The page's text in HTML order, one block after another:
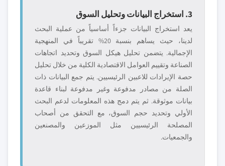
3. استخراج البيانات وتحليل السوق
يعد استخراج البيانات جزءاً أساسياً من عملية البحث
لدينا، حيث يساهم بنسبة 20% تقريباً في المنهجية
الإجمالية. يتضمن تحليل هيكل السوق وتحديد اتجاهات
الصناعة وتقييم العوامل الاقتصادية الكلية من خلال تحليل
حصة الإيرادات للاعبين الرئيسيين. يتم جمع البيانات ذات
الصلة من مصادر مدفوعة وغير مدفوعة لبناء قاعدة
بيانات موثوقة. ثم يتم دمج هذه المعلومات لدعم البحث
الأولي وتحديد حجم السوق، مع التحقق من أصحاب
المصلحة الرئيسيين مثل الموزعين والمصنعين
والجمعيات.